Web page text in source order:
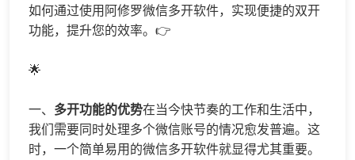
如何通过使用阿修罗微信多开软件，实现便捷的双开
功能，提升您的效率。👉
​​🌟​​
一、 多开功能的优势在当今快节奏的工作和生活中，
我们需要同时处理多个微信账号的情况愈发普遍。这
时，一个简单易用的微信多开软件就显得尤其重要。